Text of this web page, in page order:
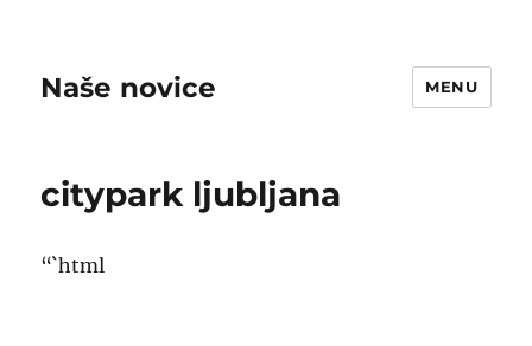
Naše novice MENU
citypark ljubljana
“`html